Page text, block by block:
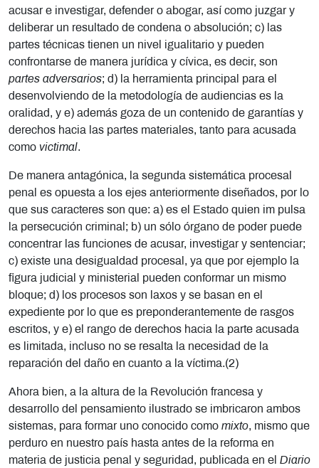
acusar e investigar, defender o abogar, así como juzgar y
deliberar un resultado de condena o absolución; c) las
partes técnicas tienen un nivel igualitario y pueden
confrontarse de manera jurídica y cívica, es decir, son
partes adversarios; d) la herramienta principal para el
desenvolviendo de la metodología de audiencias es la
oralidad, y e) además goza de un contenido de garantías y
derechos hacia las partes materiales, tanto para acusada
como victimal.
De manera antagónica, la segunda sistemática procesal
penal es opuesta a los ejes anteriormente diseñados, por lo
que sus caracteres son que: a) es el Estado quien im pulsa
la persecución criminal; b) un sólo órgano de poder puede
concentrar las funciones de acusar, investigar y sentenciar;
c) existe una desigualdad procesal, ya que por ejemplo la
figura judicial y ministerial pueden conformar un mismo
bloque; d) los procesos son laxos y se basan en el
expediente por lo que es preponderantemente de rasgos
escritos, y e) el rango de derechos hacia la parte acusada
es limitada, incluso no se resalta la necesidad de la
reparación del daño en cuanto a la víctima.(2)
Ahora bien, a la altura de la Revolución francesa y
desarrollo del pensamiento ilustrado se imbricaron ambos
sistemas, para formar uno conocido como mixto, mismo que
perduro en nuestro país hasta antes de la reforma en
materia de justicia penal y seguridad, publicada en el Diario